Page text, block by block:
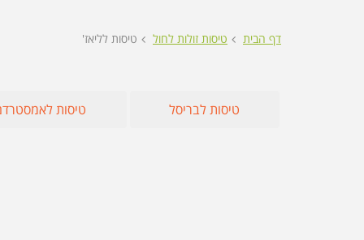
דף הבית טיסות זולות לחול טיסות לליאז'
טיסות לבריסל טיסות